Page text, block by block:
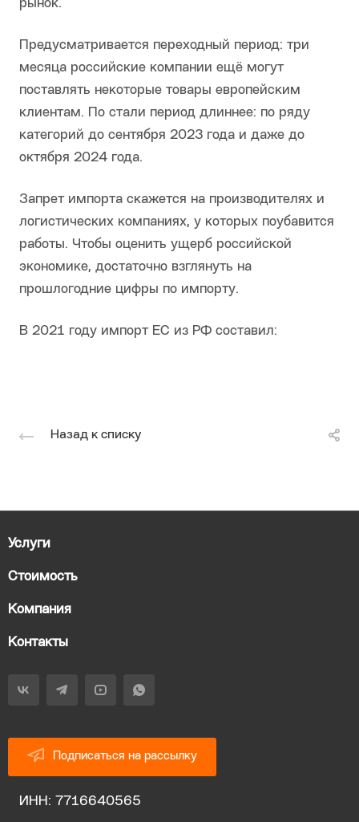
рынок.
Предусматривается переходный период: три
месяца российские компании ещё могут
поставлять некоторые товары европейским
клиентам. По стали период длиннее: по ряду
категорий до сентября 2023 года и даже до
октября 2024 года.
Запрет импорта скажется на производителях и
логистических компаниях, у которых поубавится
работы. Чтобы оценить ущерб российской
экономике, достаточно взглянуть на
прошлогодние цифры по импорту.
В 2021 году импорт ЕС из РФ составил:
Назад к списку
Услуги
Стоимость
Компания
Контакты
Подписаться на рассылку
ИНН: 7716640565